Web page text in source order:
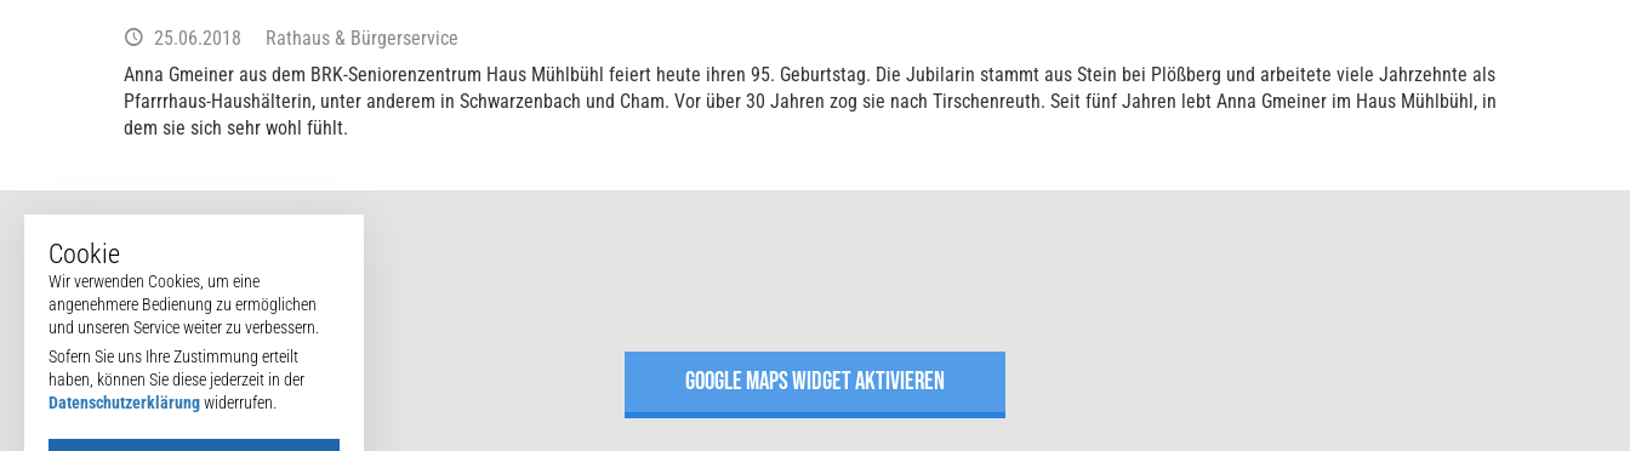
25.06.2018
Rathaus & Bürgerservice
Anna Gmeiner aus dem BRK-Seniorenzentrum Haus Mühlbühl feiert heute ihren 95. Geburtstag. Die Jubilarin stammt aus Stein bei Plößberg und arbeitete viele Jahrzehnte als
Pfarrrhaus-Haushälterin, unter anderem in Schwarzenbach und Cham. Vor über 30 Jahren zog sie nach Tirschenreuth. Seit fünf Jahren lebt Anna Gmeiner im Haus Mühlbühl, in
dem sie sich sehr wohl fühlt.
GOOGLE MAPS WIDGET AKTIVIEREN
Cookie
Wir verwenden Cookies, um eine
angenehmere Bedienung zu ermöglichen
und unseren Service weiter zu verbessern.
Sofern Sie uns Ihre Zustimmung erteilt
haben, können Sie diese jederzeit in der
Datenschutzerklärungwiderrufen.